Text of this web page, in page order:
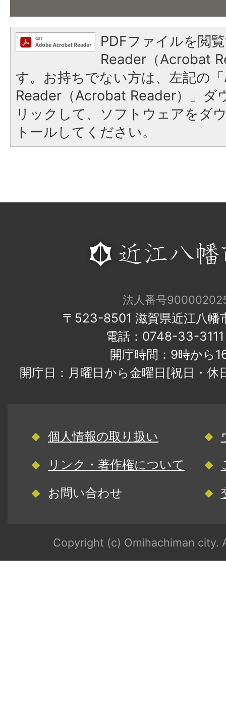
PDFファイルを閲
Reader（Acrobat
す。お持ちでない方は、左記の
Reader（Acrobat Reader）」ダ
リックして、ソフトウェアをダ
トールしてください。
法人番号
〒523-8501 滋賀県近江八幡
電話：0748-33-
開庁時間：9時から
開庁日：月曜日から金曜日[祝日・
個人情報の取り扱い
リンク・著作権について
お問い合わせ
Copyright (c) Omihachiman city.